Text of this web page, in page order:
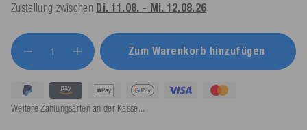
Zustellung zwischen Di. 11.08. - Mi. 12.08.26
Zum Warenkorb hinzufügen
Weitere Zahlungsarten an der Kasse...